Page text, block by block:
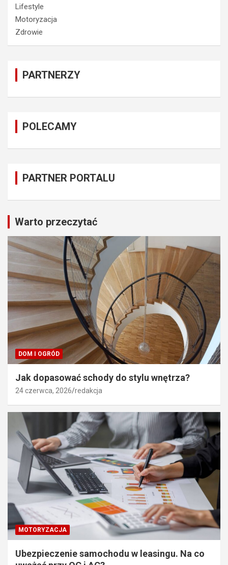
Lifestyle
Motoryzacja
Zdrowie
PARTNERZY
POLECAMY
PARTNER PORTALU
Warto przeczytać
DOM I OGRÓD
Jak dopasować schody do stylu wnętrza?
24 czerwca, 2026 redakcja
MOTORYZACJA
Ubezpieczenie samochodu w leasingu. Na co